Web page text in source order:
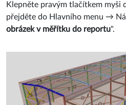
Klepněte pravým tlačítkem myši
přejděte do Hlavního menu →
obrázek v měřítku do reportu".